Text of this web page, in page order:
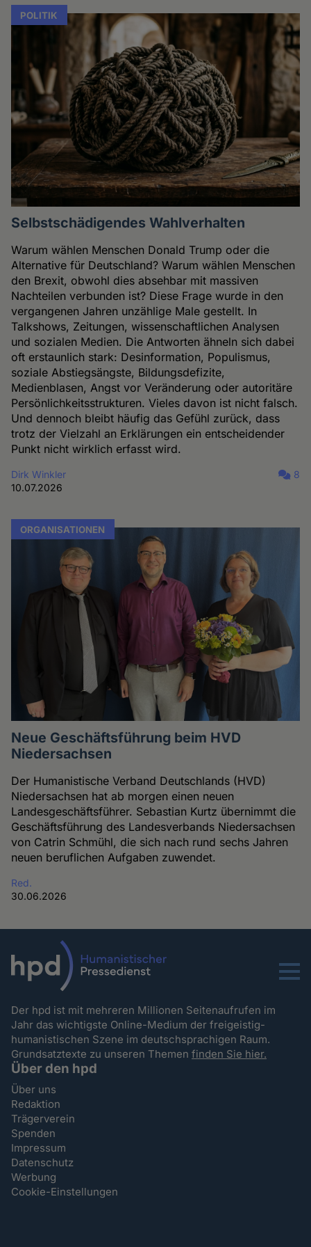
POLITIK
Selbstschädigendes Wahlverhalten
Warum wählen Menschen Donald Trump oder die
Alternative für Deutschland? Warum wählen Menschen
den Brexit, obwohl dies absehbar mit massiven
Nachteilen verbunden ist? Diese Frage wurde in den
vergangenen Jahren unzählige Male gestellt. In
Talkshows, Zeitungen, wissenschaftlichen Analysen
und sozialen Medien. Die Antworten ähneln sich dabei
oft erstaunlich stark: Desinformation, Populismus,
soziale Abstiegsängste, Bildungsdefizite,
Medienblasen, Angst vor Veränderung oder autoritäre
Persönlichkeitsstrukturen. Vieles davon ist nicht falsch.
Und dennoch bleibt häufig das Gefühl zurück, dass
trotz der Vielzahl an Erklärungen ein entscheidender
Punkt nicht wirklich erfasst wird.
Dirk Winkler
10.07.2026
8
ORGANISATIONEN
Neue Geschäftsführung beim HVD
Niedersachsen
Der Humanistische Verband Deutschlands (HVD)
Niedersachsen hat ab morgen einen neuen
Landesgeschäftsführer. Sebastian Kurtz übernimmt die
Geschäftsführung des Landesverbands Niedersachsen
von Catrin Schmühl, die sich nach rund sechs Jahren
neuen beruflichen Aufgaben zuwendet.
Red.
30.06.2026
Menu
Der hpd ist mit mehreren Millionen Seitenaufrufen im
Jahr das wichtigste Online-Medium der freigeistig-
humanistischen Szene im deutschsprachigen Raum.
Grundsatztexte zu unseren Themenfinden Sie hier.
Über den hpd
Über uns
Redaktion
Trägerverein
Spenden
Impressum
Datenschutz
Werbung
Cookie-Einstellungen